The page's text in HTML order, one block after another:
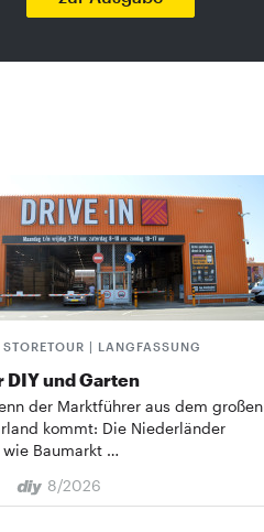
STORETOUR | LANGFASSUNG
DIY und Garten
der Marktführer aus dem großen
kommt: Die Niederländer
wie Baumarkt …
8/2026